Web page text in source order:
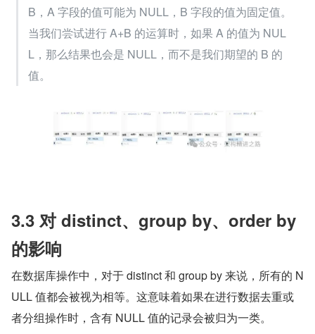
B，A 字段的值可能为 NULL，B 字段的值为固定值。
当我们尝试进行 A+B 的运算时，如果 A 的值为 NUL
L，那么结果也会是 NULL，而不是我们期望的 B 的
值。
3.3 对 distinct、group by、order by
的影响
在数据库操作中，对于 distinct 和 group by 来说，所有的 N
ULL 值都会被视为相等。这意味着如果在进行数据去重或
者分组操作时，含有 NULL 值的记录会被归为一类。